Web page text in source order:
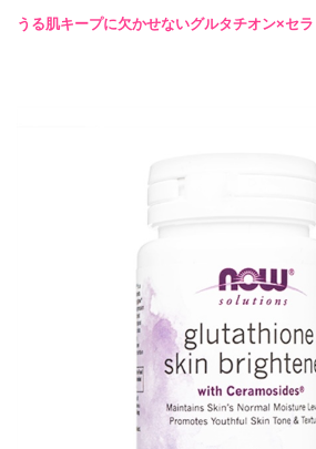
うる肌キープに欠かせないグルタチオン×セラ